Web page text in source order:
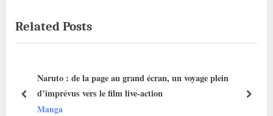
u
s
s
P
o
t
:
Related Posts
Naruto : de la page au grand écran, un voyage plein
d’imprévus vers le film live-action
Manga
prev next